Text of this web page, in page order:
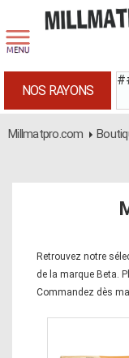
NOS RAYONS
Millmatpro.com
Retrouvez notre
de la marque Beta.
Commandez dès